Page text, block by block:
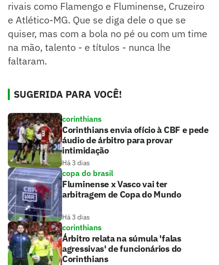
rivais como Flamengo e Fluminense, Cruzeiro
e Atlético-MG. Que se diga dele o que se
quiser, mas com a bola no pé ou com um time
na mão, talento - e títulos - nunca lhe
faltaram.
SUGERIDA PARA VOCÊ!
corinthians
Corinthians envia ofício à CBF e pede
áudio de árbitro para provar
intimidação
Há 3 dias
copa do brasil
Fluminense x Vasco vai ter
arbitragem de Copa do Mundo
Há 3 dias
corinthians
Árbitro relata na súmula 'falas
agressivas' de funcionários do
Corinthians